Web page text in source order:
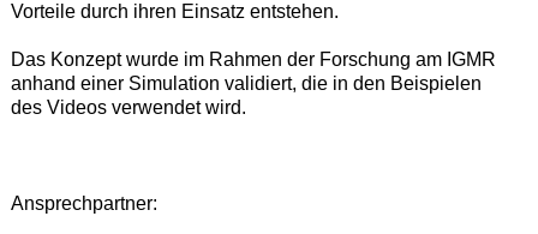
Vorteile durch ihren Einsatz entstehen.
Das Konzept wurde im Rahmen der Forschung am IGMR
anhand einer Simulation validiert, die in den Beispielen
des Videos verwendet wird.
Ansprechpartner: